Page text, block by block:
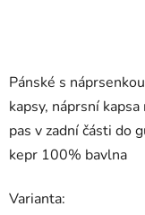
Pánské s
kapsy, náprsní
pas v zadní části do
kepr 100% bavlna
Varianta: